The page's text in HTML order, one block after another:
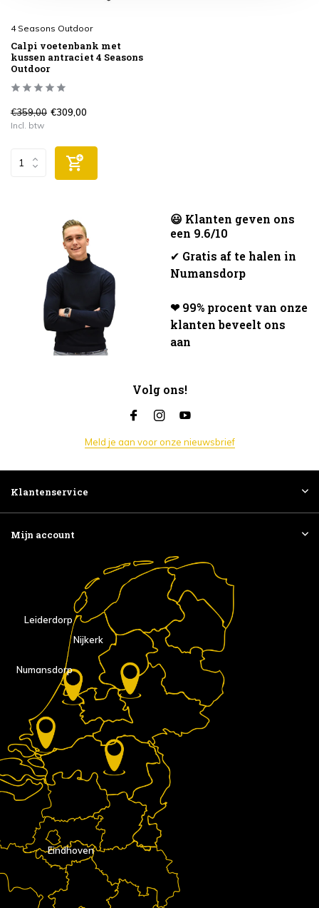
4 Seasons Outdoor
Calpi voetenbank met
kussen antraciet 4 Seasons
Outdoor
€359,00 €309,00
Incl. btw
😃 Klanten geven ons
een 9.6/10
✔ Gratis af te halen in
Numansdorp
❤ 99% procent van onze
klanten beveelt ons
aan
Volg ons!
Meld je aan voor onze nieuwsbrief
Klantenservice
Mijn account
Eindhoven
Nijkerk
Numansdorp
Leiderdorp